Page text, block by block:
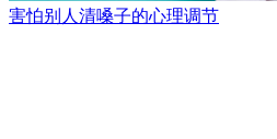
害怕别人清嗓子的心理调节